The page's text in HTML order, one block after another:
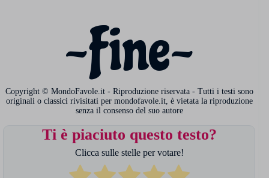
~Fine~
Copyright © MondoFavole.it - Riproduzione riservata - Tutti i testi sono
originali o classici rivisitati per mondofavole.it, è vietata la riproduzione
senza il consenso del suo autore
Ti è piaciuto questo testo?
Clicca sulle stelle per votare!